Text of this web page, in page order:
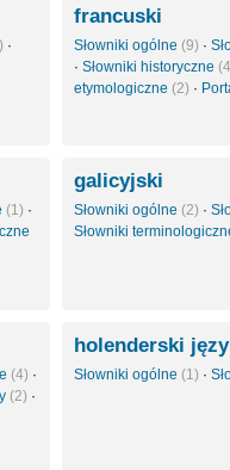
·
francuski
Słowniki ogólne (9) ·
· Słowniki historyczne
etymologiczne (2) ·
(1) ·
galicyjski
Słowniki ogólne (2) ·
Słowniki
(4) ·
(2) ·
holenderski
Słowniki ogólne (1) ·